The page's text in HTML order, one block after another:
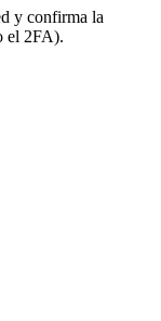
y confirma la
el 2FA).